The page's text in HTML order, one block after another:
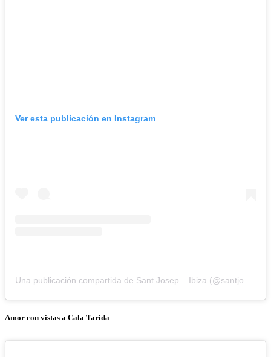
Ver esta publicación en Instagram
Amor con vistas a Cala Tarida